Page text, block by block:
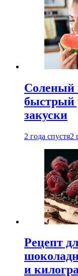
Соленый
быстрый
закуски
2 года спустя2
Рецепт
и